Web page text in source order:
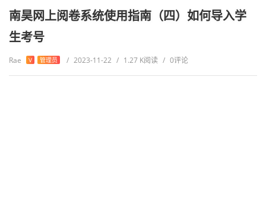
南昊网上阅卷系统使用指南（四）如何导入学
生考号
Rae V 管理员 / 2023-11-22 / 1.27 K阅读 / 0评论